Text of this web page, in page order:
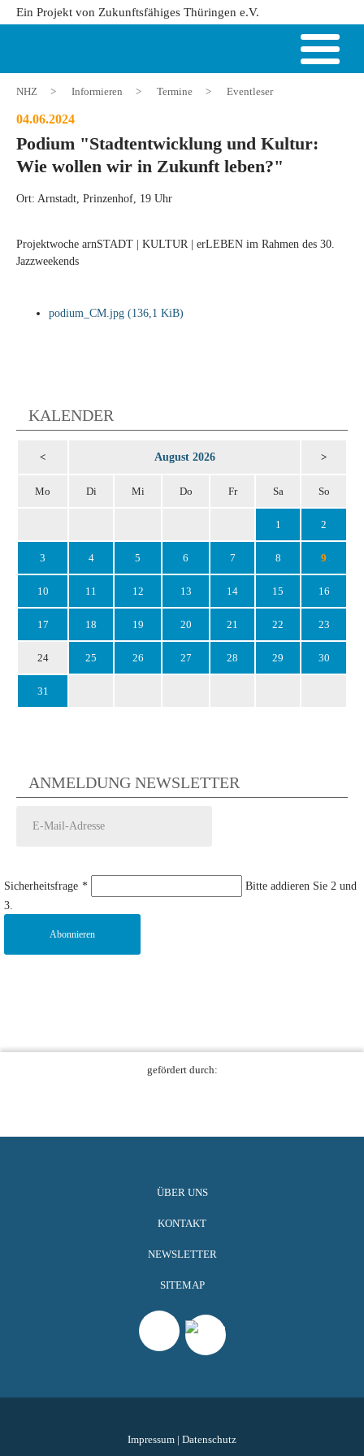
Ein Projekt von Zukunftsfähiges Thüringen e.V.
NHZ > Informieren > Termine > Eventleser
04.06.2024
Podium "Stadtentwicklung und Kultur:
Wie wollen wir in Zukunft leben?"
Ort: Arnstadt, Prinzenhof, 19 Uhr
Projektwoche arnSTADT | KULTUR | erLEBEN im Rahmen des 30.
Jazzweekends
podium_CM.jpg (136,1 KiB)
KALENDER
< August 2026 >
Mo Di Mi Do Fr Sa So
1 2
3 4 5 6 7 8 9
10 11 12 13 14 15 16
17 18 19 20 21 22 23
24 25 26 27 28 29 30
31
ANMELDUNG NEWSLETTER
Sicherheitsfrage *
Bitte addieren Sie 2 und
3.
Abonnieren
gefördert durch:
ÜBER UNS
KONTAKT
NEWSLETTER
SITEMAP
Impressum | Datenschutz